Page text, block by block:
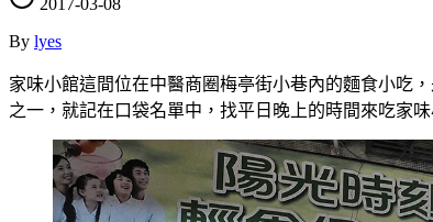
2017-03-08
By lyes
家味小館這間位在中醫商圈梅亭街小巷內的麵食小吃
之一，就記在口袋名單中，找平日晚上的時間來吃家味